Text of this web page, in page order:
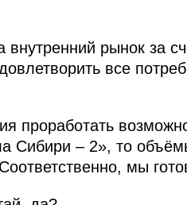
внутренний рынок за
все
проработать
Сибири – 2», то
мы